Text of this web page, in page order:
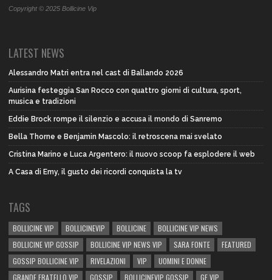
Copyright © 2025 Bollicine Vip
LATEST NEWS
Alessandro Matri entra nel cast di Ballando 2026
Aurisina festeggia San Rocco con quattro giorni di cultura, sport,
musica e tradizioni
Eddie Brock rompe il silenzio e accusa il mondo di Sanremo
Bella Thorne e Benjamin Mascolo: il retroscena mai svelato
Cristina Marino e Luca Argentero: il nuovo scoop fa esplodere il web
A Casa di Emy, il gusto dei ricordi conquista la tv
TAGS
BOLLICINE VIP BOLLICINEVIP BOLLICINE
BOLLICINE VIP NEWS
BOLLICINE VIP GOSSIP
BOLLICINE VIP NEWS VIP SARA FONTE
FEATURED
GOSSIP BOLLICINE VIP
RIVELAZIONI VIP
UOMINI E DONNE
GRANDE FRATELLO VIP
GOSSIP BOLLICINEVIP GOSSIP GF VIP